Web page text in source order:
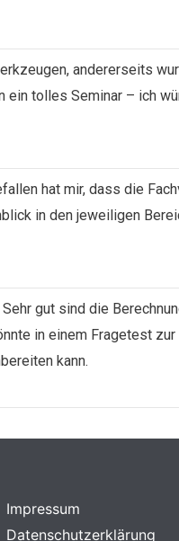
andererseits
ein tolles Seminar – ich
hat mir, dass die
in den jeweiligen
gut sind die
in einem Fragetest
kann.
Impressum
Datenschutzerklärung